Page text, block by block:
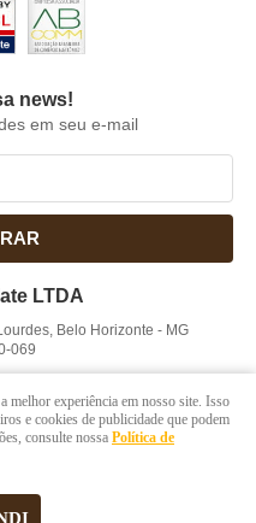
news!
em seu e-mail
LTDA
Belo Horizonte - MG
069
melhor experiência em nosso site. Isso
e cookies de publicidade que podem
consulte nossa Política de